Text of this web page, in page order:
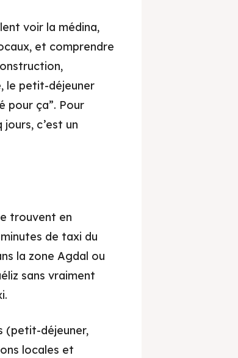
voir la médina,
et comprendre
le petit-déjeuner
pour ça”. Pour
c’est un
trouvent en
de taxi du
la zone Agdal ou
sans vraiment
(petit-déjeuner,
locales et